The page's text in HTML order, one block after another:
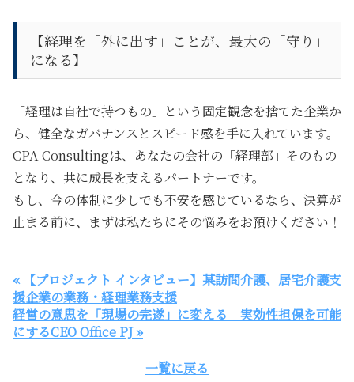
【経理を「外に出す」ことが、最大の「守り」
になる】
「経理は自社で持つもの」という固定観念を捨てた企業か
ら、健全なガバナンスとスピード感を手に入れています。
CPA-Consultingは、あなたの会社の「経理部」そのもの
となり、共に成長を支えるパートナーです。
もし、今の体制に少しでも不安を感じているなら、決算が
止まる前に、まずは私たちにその悩みをお預けください！
« 【プロジェクト インタビュー】某訪問介護、居宅介護支
援企業の業務・経理業務支援
経営の意思を「現場の完遂」に変える 実効性担保を可能
にするCEO Office PJ »
一覧に戻る